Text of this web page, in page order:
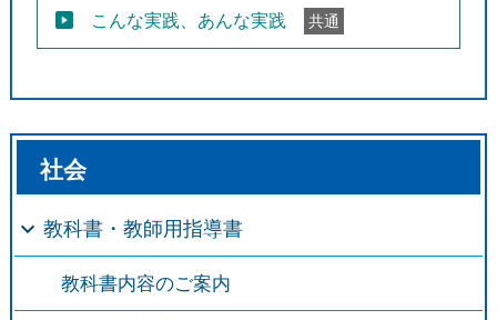
こんな実践、あんな実践 共通
社会
教科書・教師用指導書
教科書内容のご案内